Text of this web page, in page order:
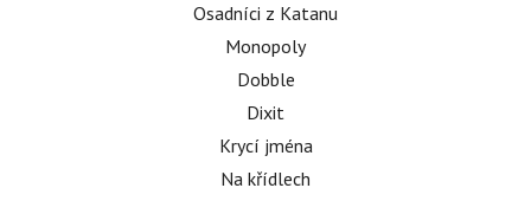
Osadníci z Katanu
Monopoly
Dobble
Dixit
Krycí jména
Na křídlech